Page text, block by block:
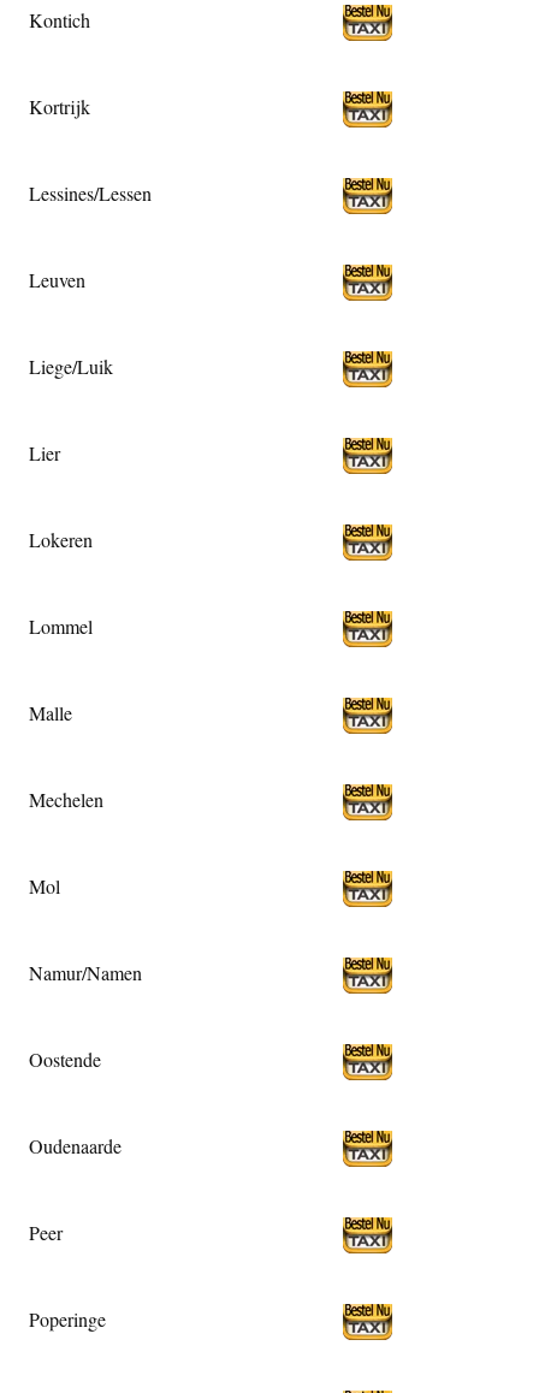
Kontich
Kortrijk
Lessines/Lessen
Leuven
Liege/Luik
Lier
Lokeren
Lommel
Malle
Mechelen
Mol
Namur/Namen
Oostende
Oudenaarde
Peer
Poperinge